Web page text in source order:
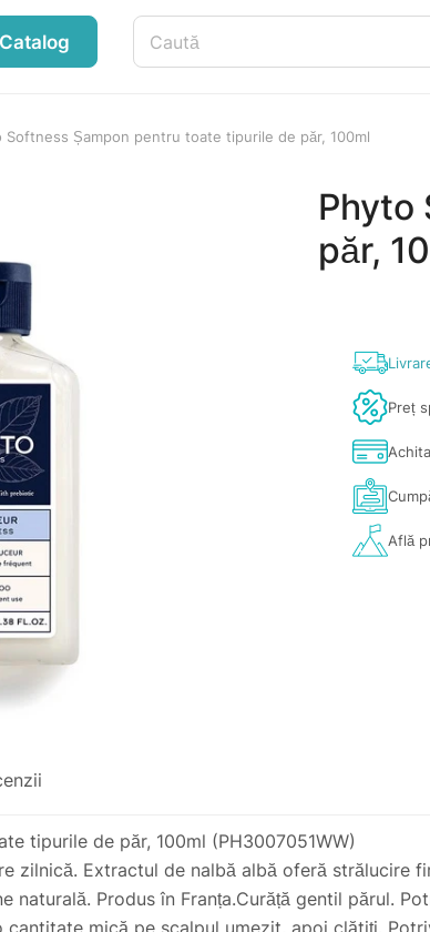
Catalog
Softness Șampon pentru toate tipurile de păr, 100ml
Phyto
păr,
Preț
Află
tipurile de păr, 100ml (PH3007051WW)
zilnică. Extractul de nalbă albă oferă strălucire
naturală. Produs în Franța.Curăță gentil părul.
cantitate mică pe scalpul umezit, apoi clătiți.